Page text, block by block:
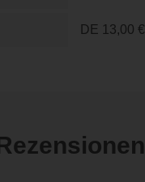
DE 13,00 €